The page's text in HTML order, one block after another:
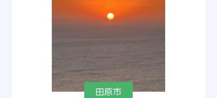
田原市